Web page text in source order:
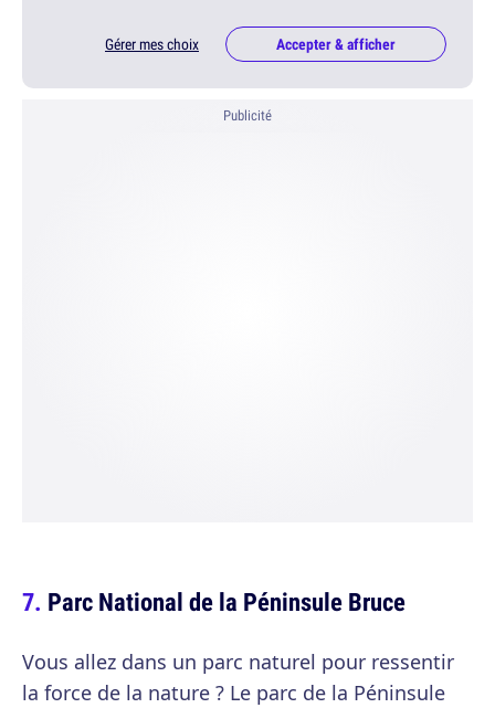
Gérer mes choix Accepter & afficher
Publicité
Parc National de la Péninsule Bruce
Vous allez dans un parc naturel pour ressentir
la force de la nature ? Le parc de la Péninsule